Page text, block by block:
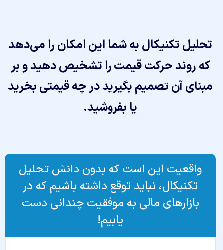
تحلیل تکنیکال به شما این امکان را می‌دهد
که روند حرکت قیمت را تشخیص دهید و بر
مبنای آن تصمیم بگیرید در چه قیمتی بخرید
یا بفروشید.
واقعیت این است که بدون دانش تحلیل
تکنیکال، نباید توقع داشته باشیم که در
بازارهای مالی به موفقیت چندانی دست
یابیم!